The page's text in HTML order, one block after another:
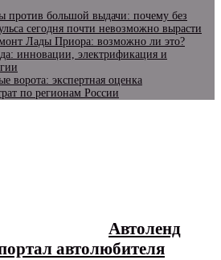
против большой выдачи: почему без
сегодня почти невозможно вырасти
Лады Приора: возможно ли это?
инновации, электрификация и
ворота: экспертная оценка
по регионам России
Автоленд
автолюбителя